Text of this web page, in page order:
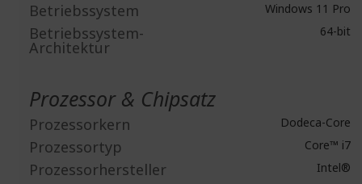
Betriebssystem Windows 11 Pro
Betriebssystem-
Architektur
64-bit
Prozessor & Chipsatz
Prozessorkern Dodeca-Core
Prozessortyp Core™ i7
Prozessorhersteller Intel®